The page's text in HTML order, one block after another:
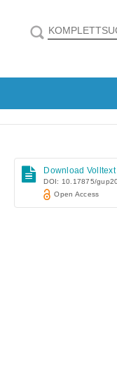
Download Volltext
Open Access